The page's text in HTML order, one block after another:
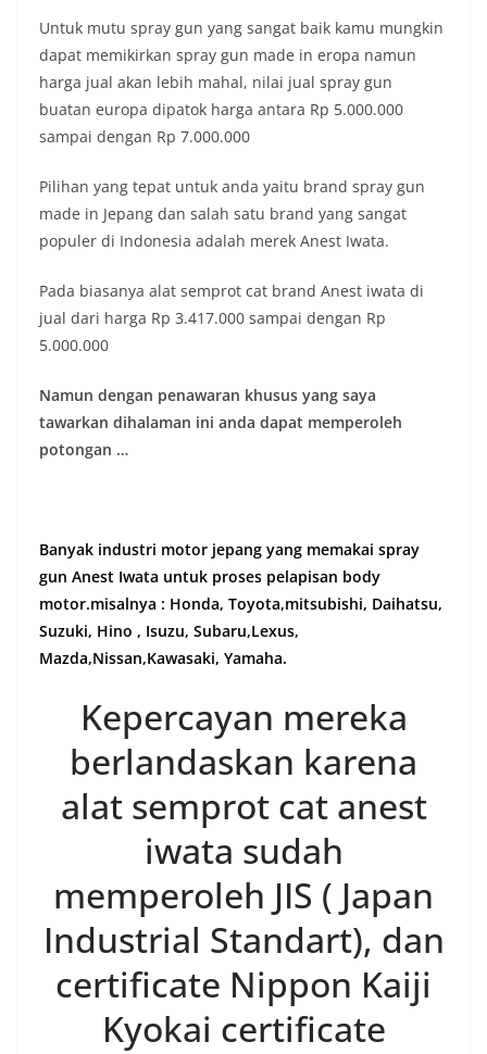
Untuk mutu spray gun yang sangat baik kamu mungkin
dapat memikirkan spray gun made in eropa namun
harga jual akan lebih mahal, nilai jual spray gun
buatan europa dipatok harga antara Rp 5.000.000
sampai dengan Rp 7.000.000
Pilihan yang tepat untuk anda yaitu brand spray gun
made in Jepang dan salah satu brand yang sangat
populer di Indonesia adalah merek Anest Iwata.
Pada biasanya alat semprot cat brand Anest iwata di
jual dari harga Rp 3.417.000 sampai dengan Rp
5.000.000
Namun dengan penawaran khusus yang saya
tawarkan dihalaman ini anda dapat memperoleh
potongan …
Banyak industri motor jepang yang memakai spray
gun Anest Iwata untuk proses pelapisan body
motor.misalnya : Honda, Toyota,mitsubishi, Daihatsu,
Suzuki, Hino , Isuzu, Subaru,Lexus,
Mazda,Nissan,Kawasaki, Yamaha.
Kepercayan mereka
berlandaskan karena
alat semprot cat anest
iwata sudah
memperoleh JIS ( Japan
Industrial Standart), dan
certificate Nippon Kaiji
Kyokai certificate